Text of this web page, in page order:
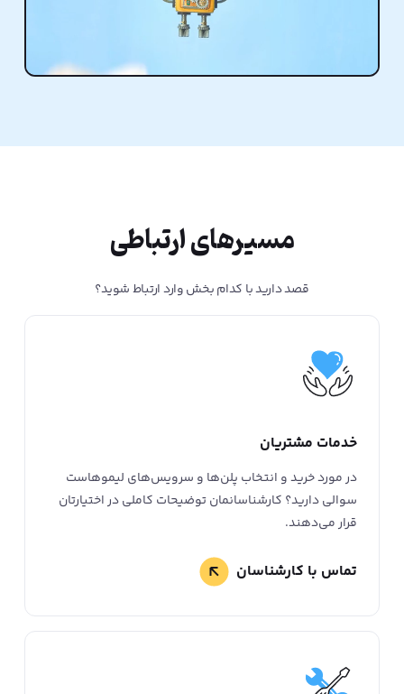
مسیرهای ارتباطی
قصد دارید با کدام بخش وارد ارتباط شوید؟
خدمات مشتریان
در مورد خرید و انتخاب پلن‌ها و سرویس‌های لیمو‌هاست
سوالی دارید؟ کارشناسانمان توضیحات کاملی در اختیارتان
قرار می‌دهند.
تماس با کارشناسان